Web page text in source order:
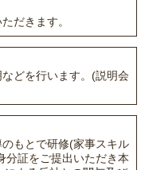
だきます。
どを行います。(説明会
もとで研修(家事スキル
分証をご提出いただき本